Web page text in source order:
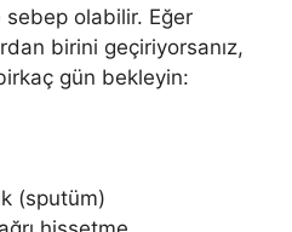
olabilir. Eğer
birini geçiriyorsanız,
gün bekleyin:
(sputüm)